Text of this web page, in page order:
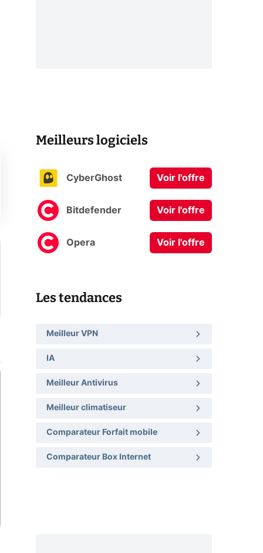
Meilleurs logiciels
CyberGhost Voir l'offre
Bitdefender Voir l'offre
Opera Voir l'offre
Les tendances
Meilleur VPN
IA
Meilleur Antivirus
Meilleur climatiseur
Comparateur Forfait mobile
Comparateur Box Internet